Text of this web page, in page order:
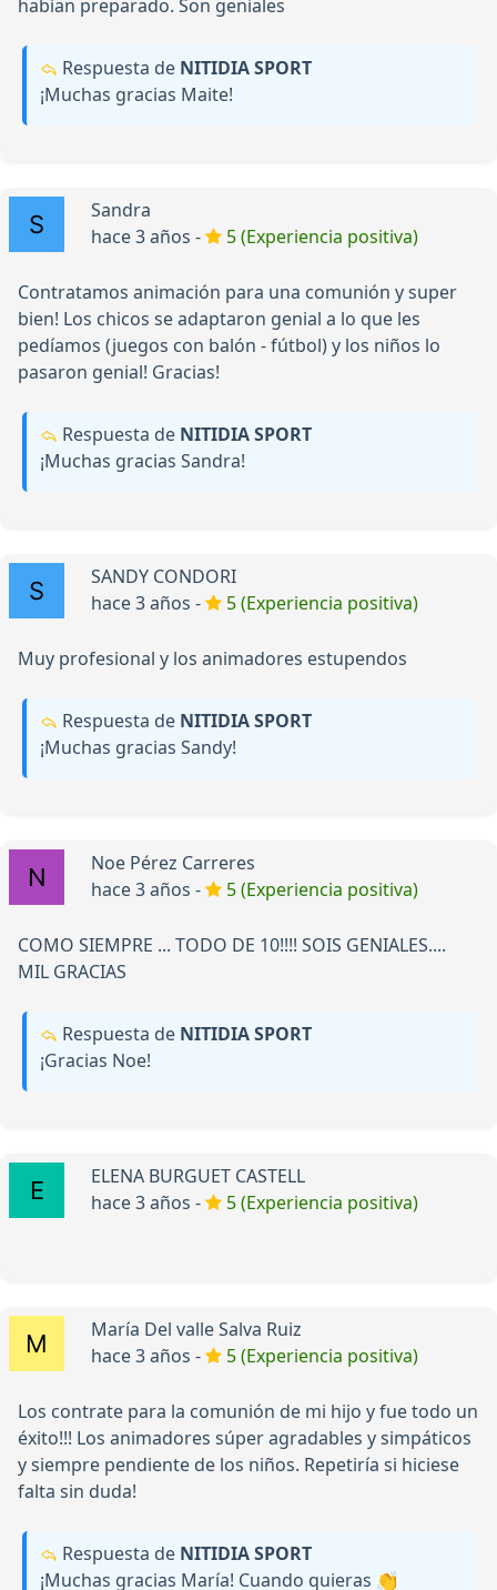
habían preparado. Son geniales
Respuesta de NITIDIA SPORT
¡Muchas gracias Maite!
Sandra
hace 3 años -
5 (Experiencia positiva)
Contratamos animación para una comunión y super
bien! Los chicos se adaptaron genial a lo que les
pedíamos (juegos con balón - fútbol) y los niños lo
pasaron genial! Gracias!
Respuesta de NITIDIA SPORT
¡Muchas gracias Sandra!
SANDY CONDORI
hace 3 años -
5 (Experiencia positiva)
Muy profesional y los animadores estupendos
Respuesta de NITIDIA SPORT
¡Muchas gracias Sandy!
Noe Pérez Carreres
hace 3 años -
5 (Experiencia positiva)
COMO SIEMPRE ... TODO DE 10!!!! SOIS GENIALES....
MIL GRACIAS
Respuesta de NITIDIA SPORT
¡Gracias Noe!
ELENA BURGUET CASTELL
hace 3 años -
5 (Experiencia positiva)
María Del valle Salva Ruiz
hace 3 años -
5 (Experiencia positiva)
Los contrate para la comunión de mi hijo y fue todo un
éxito!!! Los animadores súper agradables y simpáticos
y siempre pendiente de los niños. Repetiría si hiciese
falta sin duda!
Respuesta de NITIDIA SPORT
¡Muchas gracias María! Cuando quieras 👏